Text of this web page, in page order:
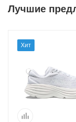
Лучшие
Хит